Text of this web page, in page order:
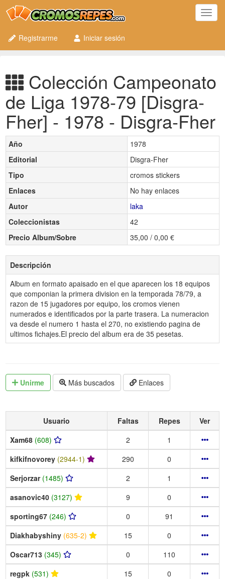
Registrarme
Iniciar sesión
Colección Campeonato
de Liga 1978-79 [Disgra-
Fher] - 1978 - Disgra-Fher
Año
1978
Editorial
Disgra-Fher
Tipo
cromos stickers
Enlaces
No hay enlaces
Autor
laka
Coleccionistas
42
Precio Album/Sobre
35,00 / 0,00 €
Descripción
Album en formato apaisado en el que aparecen los 18 equipos
que componian la primera division en la temporada 78/79, a
razon de 15 jugadores por equipo, los cromos vienen
numerados e identificados por la parte trasera. La numeracion
va desde el numero 1 hasta el 270, no existiendo pagina de
ultimos fichajes.El precio del album era de 35 pesetas.
Unirme Más buscados Enlaces
Usuario Faltas Repes
Ver
Xam68 (608) 2
1
kifkifnovorey (2944-1) 290
0
Serjorzar (1485) 2
1
asanovic40 (3127) 9
0
sporting67 (246) 0
91
Diakhabyshiny (635-2) 15
0
Oscar713 (345) 0
110
regpk (531) 15
0